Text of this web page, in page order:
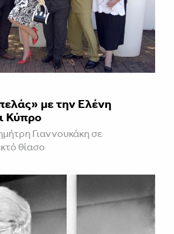
με την Ελένη
Κύπρο
Γιαννουκάκη σε
θίασο